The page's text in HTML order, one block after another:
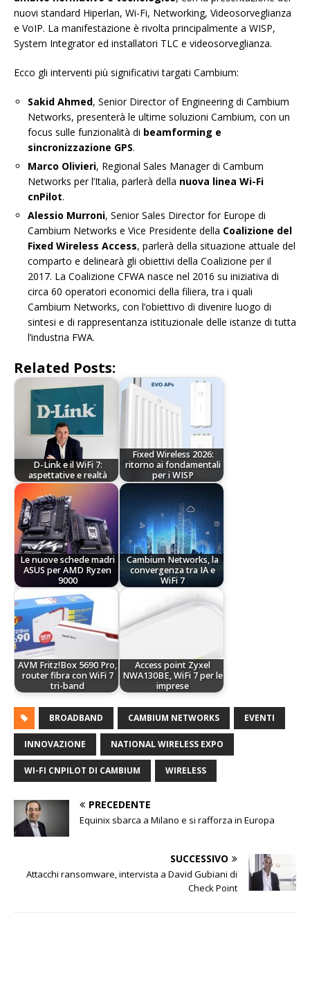
nuovi standard Hiperlan, Wi-Fi, Networking, Videosorveglianza
e VoIP. La manifestazione è rivolta principalmente a WISP,
System Integrator ed installatori TLC e videosorveglianza.
Ecco gli interventi più significativi targati Cambium:
Sakid Ahmed, Senior Director of Engineering di Cambium
Networks, presenterà le ultime soluzioni Cambium, con un
focus sulle funzionalità di beamforming e
sincronizzazione GPS.
Marco Olivieri, Regional Sales Manager di Cambum
Networks per l’Italia, parlerà della nuova linea Wi-Fi
cnPilot.
Alessio Murroni, Senior Sales Director for Europe di
Cambium Networks e Vice Presidente della Coalizione del
Fixed Wireless Access, parlerà della situazione attuale del
comparto e delinearà gli obiettivi della Coalizione per il
2017. La Coalizione CFWA nasce nel 2016 su iniziativa di
circa 60 operatori economici della filiera, tra i quali
Cambium Networks, con l’obiettivo di divenire luogo di
sintesi e di rappresentanza istituzionale delle istanze di tutta
l’industria FWA.
Related Posts:
D-Link e il WiFi 7:
aspettative e realtà
Fixed Wireless 2026:
ritorno ai fondamentali
per i WISP
Le nuove schede madri
ASUS per AMD Ryzen
9000
Cambium Networks, la
convergenza tra IA e
WiFi 7
AVM Fritz!Box 5690 Pro,
router fibra con WiFi 7
tri-band
Access point Zyxel
NWA130BE, WiFi 7 per le
imprese
BROADBAND CAMBIUM NETWORKS EVENTI
INNOVAZIONE NATIONAL WIRELESS EXPO
WI-FI CNPILOT DI CAMBIUM WIRELESS
PRECEDENTE
Equinix sbarca a Milano e si rafforza in Europa
SUCCESSIVO
Attacchi ransomware, intervista a David Gubiani di
Check Point